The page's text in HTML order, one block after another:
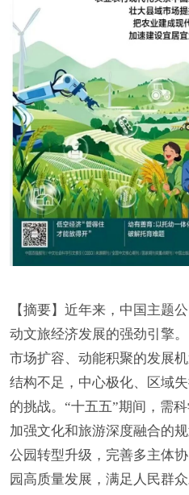
【摘要】 近年来，中国主题
动文旅经济发展的强劲引擎
市场扩容、动能积聚的发展
结构不足，中心极化、区域
的挑战。“十五五”期间，需
加强文化和旅游深度融合的
公园转型升级，完善多主体
园高质量发展，满足人民群